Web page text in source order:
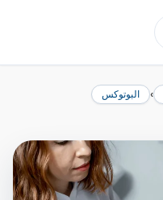
› البوتوكس